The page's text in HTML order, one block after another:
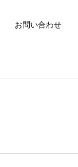
お問い合わせ